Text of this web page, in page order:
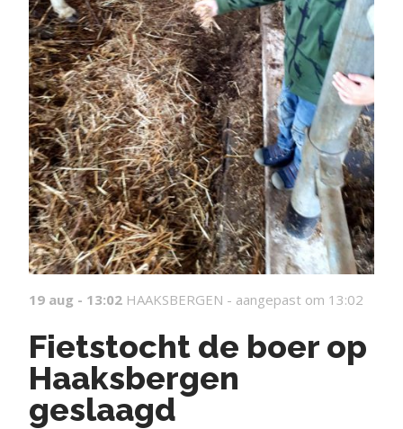
19 aug - 13:02 HAAKSBERGEN - aangepast om 13:02
Fietstocht de boer op
Haaksbergen
geslaagd